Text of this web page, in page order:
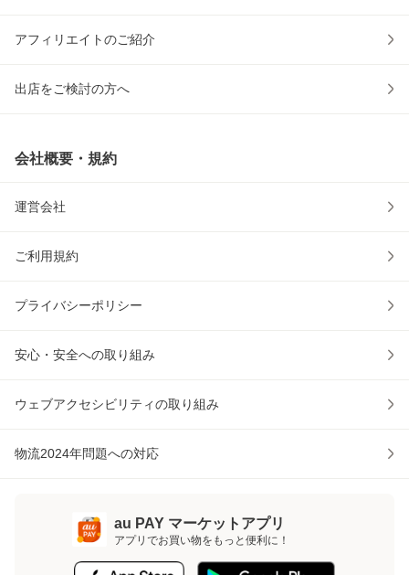
アフィリエイトのご紹介
出店をご検討の方へ
会社概要・規約
運営会社
ご利用規約
プライバシーポリシー
安心・安全への取り組み
ウェブアクセシビリティの取り組み
物流2024年問題への対応
au PAY マーケットアプリ
アプリでお買い物をもっと便利に！